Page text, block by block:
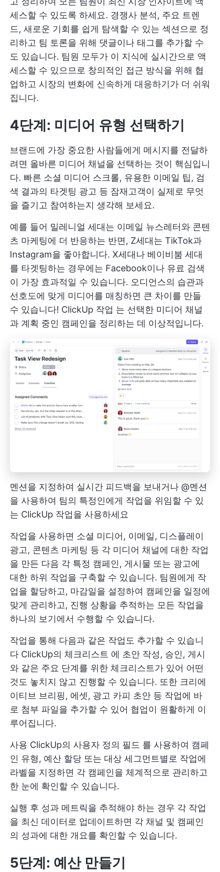
세스할 수 있도록 하세요. 경쟁사 분석, 주요 트렌
드, 새로운 기회를 쉽게 탐색할 수 있는 섹션으로 정
리하고 팀 토론을 위해 댓글이나 태그를 추가할 수
도 있습니다. 팀원 모두가 이 지식에 실시간으로 액
세스할 수 있으므로 창의적인 접근 방식을 위해 협
업하고 시장의 변화에 신속하게 대응하기가 더 쉬워
집니다.
4단계: 미디어 유형 선택하기
브랜드에 가장 중요한 사람들에게 메시지를 전달하
려면 올바른 미디어 채널을 선택하는 것이 핵심입니
다. 빠른 소셜 미디어 스크롤, 유용한 이메일 팁, 검
색 결과의 타겟팅 광고 등 잠재고객이 실제로 무엇
을 즐기고 참여하는지 생각해 보세요.
예를 들어 밀레니얼 세대는 이메일 뉴스레터와 콘텐
츠 마케팅에 더 반응하는 반면, Z세대는 TikTok과
Instagram을 좋아합니다. X세대나 베이비붐 세대
를 타겟팅하는 경우에는 Facebook이나 유료 검색
이 가장 효과적일 수 있습니다. 오디언스의 습관과
선호도에 맞게 미디어를 매칭하면 큰 차이를 만들
수 있습니다! ClickUp 작업 는 선택한 미디어 채널
과 계획 중인 캠페인을 정리하는 데 이상적입니다.
멘션을 지정하여 실시간 피드백을 보내거나 @멘션
을 사용하여 팀의 특정인에게 작업을 위임할 수 있
는 ClickUp 작업을 사용하세요
작업을 사용하면 소셜 미디어, 이메일, 디스플레이
광고, 콘텐츠 마케팅 등 각 미디어 채널에 대한 작업
을 만든 다음 각 특정 캠페인, 게시물 또는 광고에
대한 하위 작업을 구축할 수 있습니다. 팀원에게 작
업을 할당하고, 마감일을 설정하여 캠페인을 일정에
맞게 관리하고, 진행 상황을 추적하는 모든 작업을
하나의 보기에서 수행할 수 있습니다.
작업을 통해 다음과 같은 작업도 추가할 수 있습니
다 ClickUp의 체크리스트 에 초안 작성, 승인, 게시
와 같은 주요 단계를 위한 체크리스트가 있어 어떤
것도 놓치지 않고 진행할 수 있습니다. 또한 크리에
이티브 브리핑, 에셋, 광고 카피 초안 등 작업에 바
로 첨부 파일을 추가할 수 있어 협업이 원활하게 이
루어집니다.
사용 ClickUp의 사용자 정의 필드 를 사용하여 캠페
인 유형, 예산 할당 또는 대상 세그먼트별로 작업에
라벨을 지정하면 각 캠페인을 체계적으로 관리하고
한 눈에 확인할 수 있습니다.
실행 후 성과 메트릭을 추적해야 하는 경우 각 작업
을 최신 데이터로 업데이트하면 각 채널 및 캠페인
의 성과에 대한 개요를 확인할 수 있습니다.
5단계: 예산 만들기